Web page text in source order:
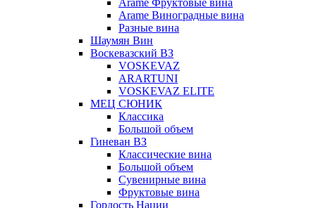
Arame Фруктовые вина
Arame Виноградные вина
Разные вина
Шаумян Вин
Воскевазский ВЗ
VOSKEVAZ
ARARTUNI
VOSKEVAZ ELITE
МЕЦ СЮНИК
Классика
Большой объем
Гиневан ВЗ
Классические вина
Большой объем
Сувенирные вина
Фруктовые вина
Гордость Нации